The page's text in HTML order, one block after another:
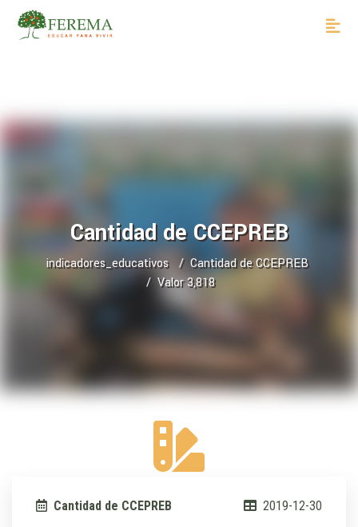
Cantidad de CCEPREB
indicadores_educativos
Cantidad de CCEPREB
Valor 3,818
Cantidad de CCEPREB 2019-12-30